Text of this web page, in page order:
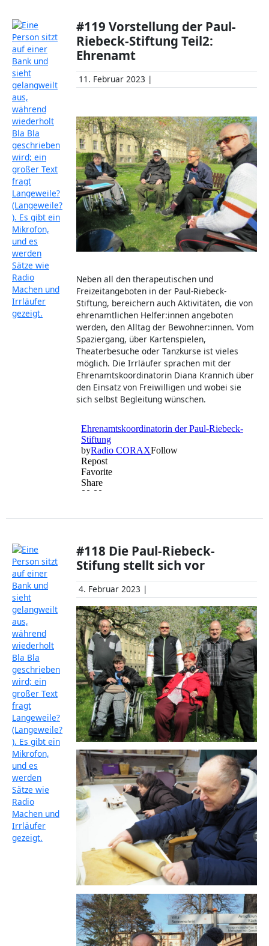
#119 Vorstellung der Paul-
Riebeck-Stiftung Teil2:
Ehrenamt
11. Februar 2023 |
Neben all den therapeutischen und
Freizeitangeboten in der Paul-Riebeck-
Stiftung, bereichern auch Aktivitäten, die von
ehrenamtlichen Helfer:innen angeboten
werden, den Alltag der Bewohner:innen. Vom
Spaziergang, über Kartenspielen,
Theaterbesuche oder Tanzkurse ist vieles
möglich. Die Irrläufer sprachen mit der
Ehrenamtskoordinatorin Diana Krannich über
den Einsatz von Freiwilligen und wobei sie
sich selbst Begleitung wünschen.
#118 Die Paul-Riebeck-
Stifung stellt sich vor
4. Februar 2023 |